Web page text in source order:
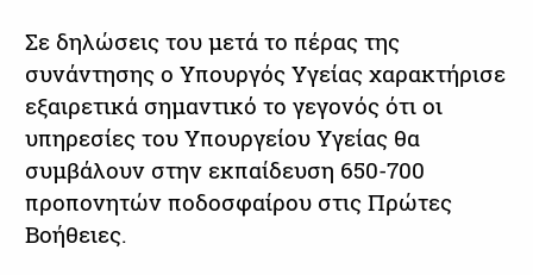
Σε δηλώσεις του μετά το πέρας της
συνάντησης ο Υπουργός Υγείας χαρακτήρισε
εξαιρετικά σημαντικό το γεγονός ότι οι
υπηρεσίες του Υπουργείου Υγείας θα
συμβάλουν στην εκπαίδευση 650-700
προπονητών ποδοσφαίρου στις Πρώτες
Βοήθειες.